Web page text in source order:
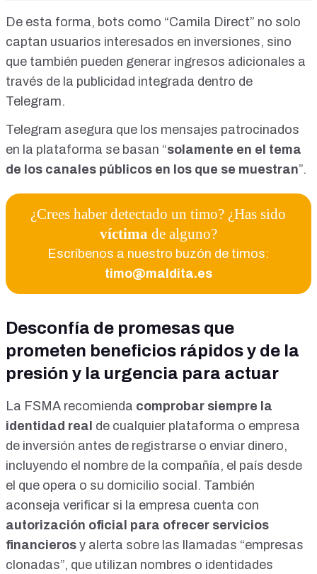
De esta forma, bots como “Camila Direct” no solo
captan usuarios interesados en inversiones, sino
que también pueden generar ingresos adicionales a
través de la publicidad integrada dentro de
Telegram.
Telegram asegura que los mensajes patrocinados
en la plataforma se basan “solamente en el tema
de los canales públicos en los que se muestran”.
¿Crees haber detectado un timo? ¿Has sido
víctimade alguno?
Escríbenos a nuestro buzón de timos:
timo@maldita.es
Desconfía de promesas que
prometen beneficios rápidos y de la
presión y la urgencia para actuar
La FSMA recomienda comprobar siempre la
identidad real de cualquier plataforma o empresa
de inversión antes de registrarse o enviar dinero,
incluyendo el nombre de la compañía, el país desde
el que opera o su domicilio social. También
aconseja verificar si la empresa cuenta con
autorización oficial para ofrecer servicios
financieros y alerta sobre las llamadas “empresas
clonadas”, que utilizan nombres o identidades